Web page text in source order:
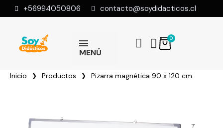
+56994050806 contacto@soydidacticos.cl
MENÚ
Inicio Productos Pizarra magnética 90 x 120 cm.